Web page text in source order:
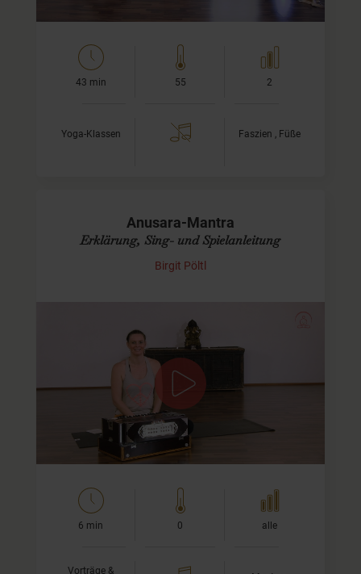
43 min 55 2
Yoga-Klassen Faszien , Füße
Anusara-Mantra
Erklärung, Sing- und Spielanleitung
Birgit Pöltl
Om Namah Shivaya Gurave
Da ich schon oft Fragen zum Mantra "Om Namah
Shivaya Gurave" erhalten habe, widme ich mich in
diesem Vortrag ganz der Erklärung der einzelnen Zeilen.
Außerdem zeige ich,…
6 min 0 alle
Vorträge &